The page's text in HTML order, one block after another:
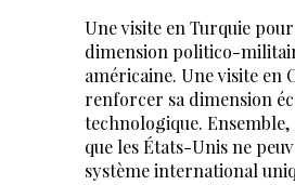
Une visite en Turquie
dimension politico-
américaine. Une visite en
renforcer sa dimension
technologique.
que les États-Unis ne
système international